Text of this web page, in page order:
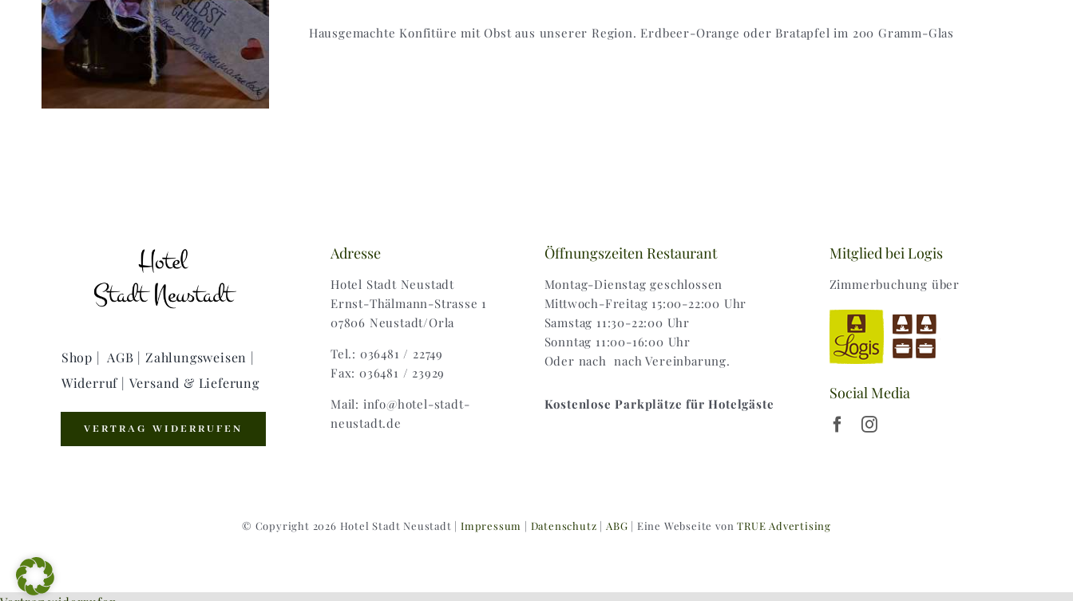
Hausgemachte Konfitüre mit Obst aus unserer Region. Erdbeer-Orange oder Bratapfel im 200 Gramm-Glas
Shop | AGB | Zahlungsweisen |
Widerruf | Versand & Lieferung
VERTRAG WIDERRUFEN
Adresse
Hotel Stadt Neustadt
Ernst-Thälmann-Strasse 1
07806 Neustadt/Orla
Tel.: 036481 / 22749
Fax: 036481 / 23929
Mail: info@hotel-stadt-
neustadt.de
Öffnungszeiten Restaurant
Montag-Dienstag geschlossen
Mittwoch-Freitag 15:00-22:00 Uhr
Samstag 11:30-22:00 Uhr
Sonntag 11:00-16:00 Uhr
Oder nach nach Vereinbarung.
Kostenlose Parkplätze für Hotelgäste
Mitglied bei Logis
Zimmerbuchung über
Social Media
© Copyright 2026 Hotel Stadt Neustadt | Impressum | Datenschutz | ABG | Eine Webseite vonTRUE Advertising